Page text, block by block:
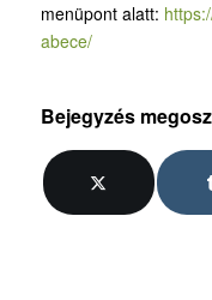
menüpont alatt:
abece/
Bejegyzés